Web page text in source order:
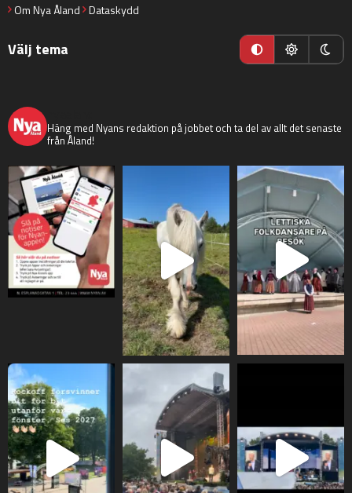
Om Nya Åland Dataskydd
Välj tema
Häng med Nyans redaktion på jobbet och ta del av allt det senaste
från Åland!